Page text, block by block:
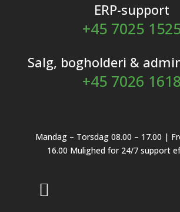
ERP-support
+45 7025
Salg, bogholderi &
+45 7026 1618
Mandag – Torsdag 08.00 – 17.00 |
16.00 Mulighed for 24/7 support